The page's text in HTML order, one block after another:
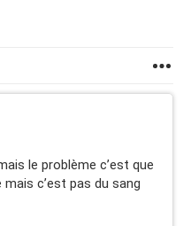
le problème c’est que
mais c’est pas du sang